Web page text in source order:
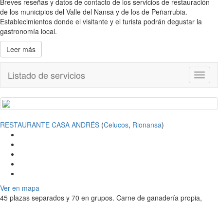
Breves reseñas y datos de contacto de los servicios de restauración
de los municipios del Valle del Nansa y de los de Peñarrubia.
Establecimientos donde el visitante y el turista podrán degustar la
gastronomía local.
Leer más
Listado de servicios
RESTAURANTE CASA ANDRÉS (Celucos, Rionansa)
Ver en mapa
45 plazas separados y 70 en grupos. Carne de ganadería propia,